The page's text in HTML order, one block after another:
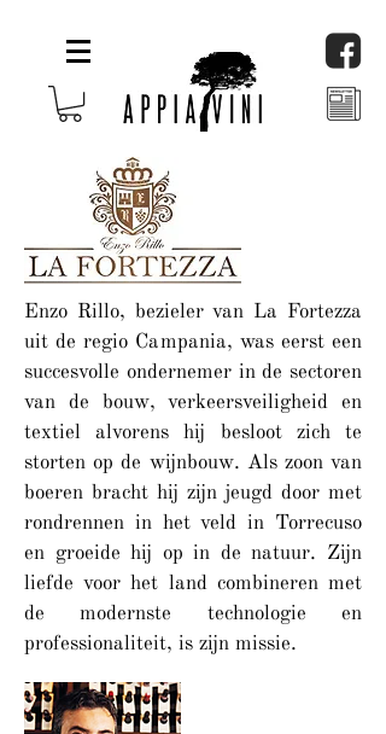
Enzo Rillo, bezieler van La Fortezza
uit de regio Campania, was eerst een
succesvolle ondernemer in de sectoren
van de bouw, verkeersveiligheid en
textiel alvorens hij besloot zich te
storten op de wijnbouw. Als zoon van
boeren bracht hij zijn jeugd door met
rondrennen in het veld in Torrecuso
en groeide hij op in de natuur. Zijn
liefde voor het land combineren met
de modernste technologie en
professionaliteit, is zijn missie.